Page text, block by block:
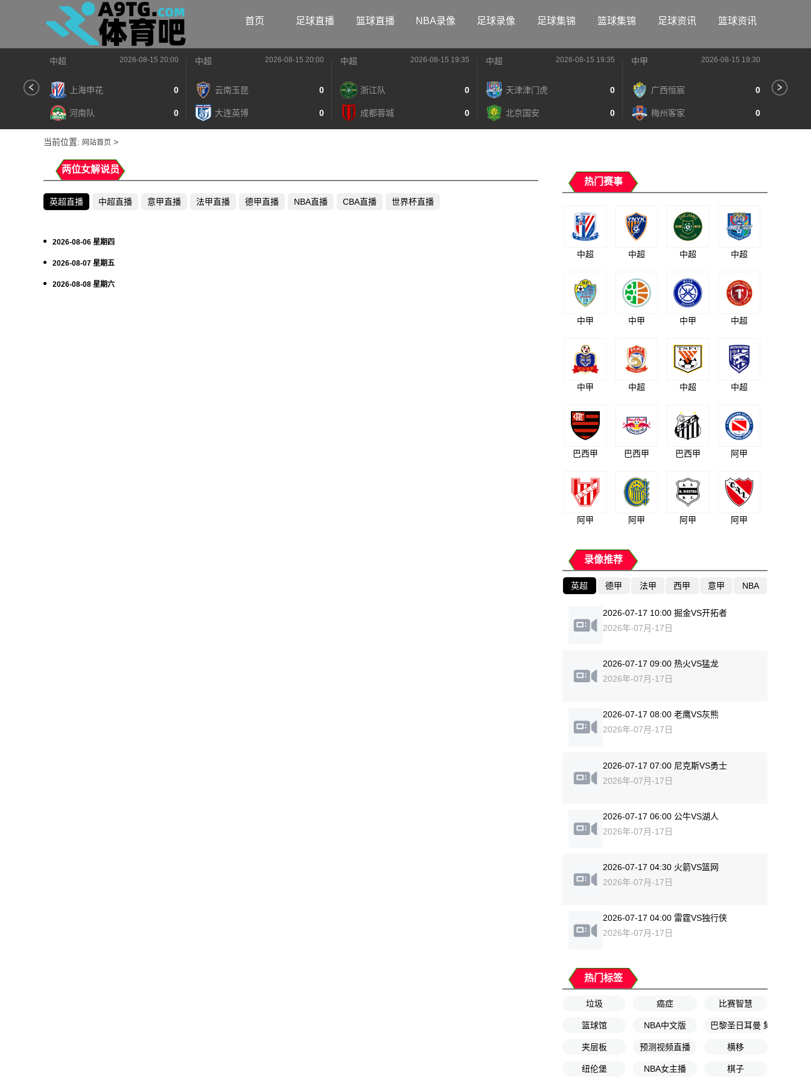
首页 足球直播 篮球直播 NBA录像 足球录像 足球集锦 篮球集锦 足球资讯 篮球资讯
中超 2026-08-15 20:00
上海申花 0
河南队 0
中超 2026-08-15 20:00
云南玉昆 0
大连英博 0
中超 2026-08-15 19:35
浙江队 0
成都蓉城 0
中超 2026-08-15 19:35
天津津门虎 0
北京国安 0
中甲 2026-08-15 19:30
广西恒宸 0
梅州客家 0
当前位置: 网站首页 >
两位女解说员
英超直播 中超直播 意甲直播 法甲直播 德甲直播 NBA直播 CBA直播 世界杯直播
2026-08-06 星期四
2026-08-07 星期五
2026-08-08 星期六
热门赛事
中超 中超 中超 中超
中甲 中甲 中甲 中超
中甲 中超 中超 中超
巴西甲 巴西甲 巴西甲 阿甲
阿甲 阿甲 阿甲 阿甲
录像推荐
英超 德甲 法甲 西甲 意甲 NBA
2026-07-17 10:00 掘金VS开拓者
2026年-07月-17日
2026-07-17 09:00 热火VS猛龙
2026年-07月-17日
2026-07-17 08:00 老鹰VS灰熊
2026年-07月-17日
2026-07-17 07:00 尼克斯VS勇士
2026年-07月-17日
2026-07-17 06:00 公牛VS湖人
2026年-07月-17日
2026-07-17 04:30 火箭VS篮网
2026年-07月-17日
2026-07-17 04:00 雷霆VS独行侠
2026年-07月-17日
热门标签
垃圾 癌症 比赛智慧
篮球馆 NBA中文版 巴黎圣日耳曼 集锦
夹层板 预测视频直播 横移
纽伦堡 NBA女主播 棋子